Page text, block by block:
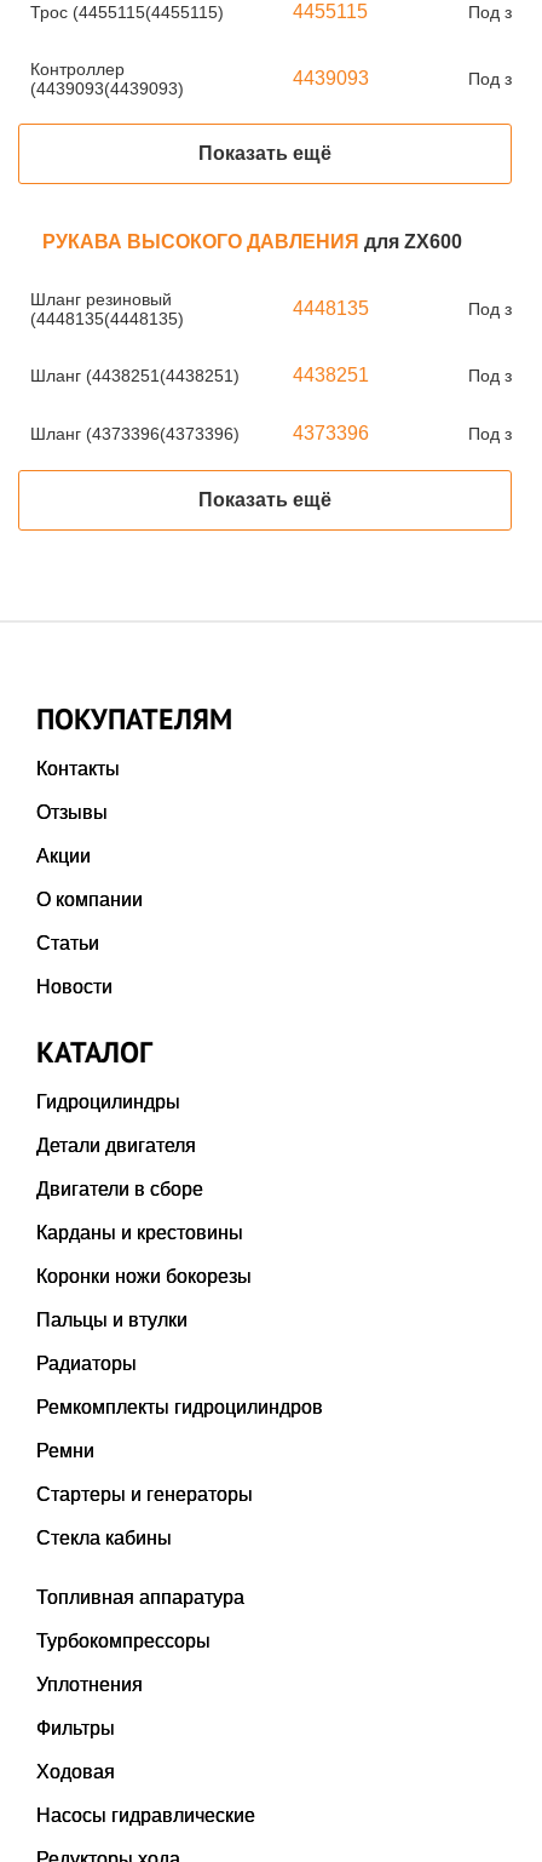
Трос (4455115(4455115) 4455115 Под
Контроллер
(4439093(4439093)
4439093 Под
Показать ещё
РУКАВА ВЫСОКОГО ДАВЛЕНИЯ для ZX600
Шланг резиновый
(4448135(4448135)
4448135 Под
Шланг (4438251(4438251) 4438251 Под
Шланг (4373396(4373396) 4373396 Под
Показать ещё
ПОКУПАТЕЛЯМ
Контакты
Отзывы
Акции
О компании
Статьи
Новости
КАТАЛОГ
Гидроцилиндры
Детали двигателя
Двигатели в сборе
Карданы и крестовины
Коронки ножи бокорезы
Пальцы и втулки
Радиаторы
Ремкомплекты гидроцилиндров
Ремни
Стартеры и генераторы
Стекла кабины
Топливная аппаратура
Турбокомпрессоры
Уплотнения
Фильтры
Ходовая
Насосы гидравлические